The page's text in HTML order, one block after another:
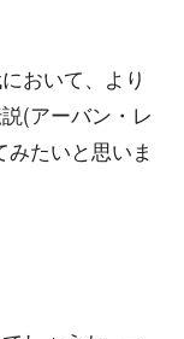
おいて、より
(アーバン・レ
たいと思いま